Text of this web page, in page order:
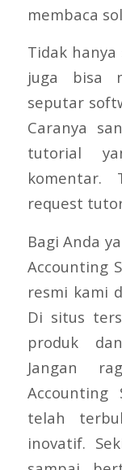
membaca
Tidak hanya
juga bisa
seputar
Caranya
tutorial
komentar.
request
Bagi Anda
Accounting
resmi kami
Di situs
produk
Jangan
Accounting
telah
inovatif.